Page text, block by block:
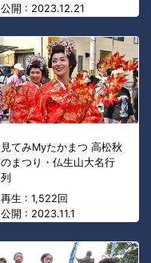
公開 : 2023.12.21
見てみMyたかまつ 高松秋
のまつり・仏生山大名行
列
再生 : 1,522回
公開 : 2023.11.1